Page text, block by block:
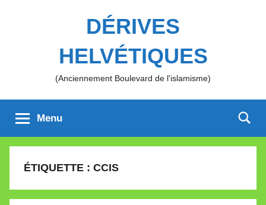
DÉRIVES
HELVÉTIQUES
(Anciennement Boulevard de l'islamisme)
Menu
ÉTIQUETTE : CCIS